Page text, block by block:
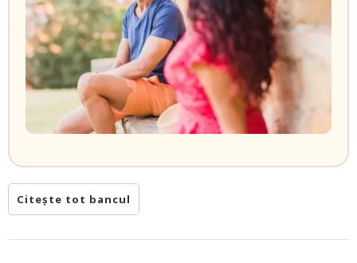
Citește tot bancul